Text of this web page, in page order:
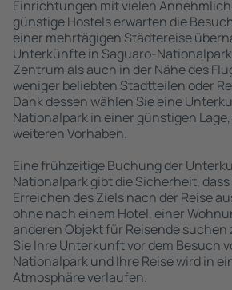
Einrichtungen mit vielen
günstige Hostels erwarten die
einer mehrtägigen Städtereise
Unterkünfte in Saguaro-
Zentrum als auch in der Nähe des
weniger beliebten Stadtteilen oder
Dank dessen wählen Sie eine
Nationalpark in einer günstigen
weiteren Vorhaben.
Eine frühzeitige Buchung der
Nationalpark gibt die Sicherheit,
Erreichen des Ziels nach der Reise
ohne nach einem Hotel, einer
anderen Objekt für Reisende
Sie Ihre Unterkunft vor dem Besuch
Nationalpark und Ihre Reise wird in
Atmosphäre verlaufen.